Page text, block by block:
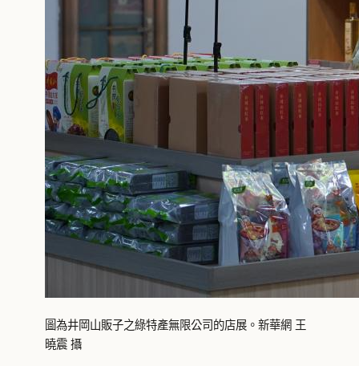
圖為井岡山販子之綠特產無限公司的店展。新華網 王
曉震 攝